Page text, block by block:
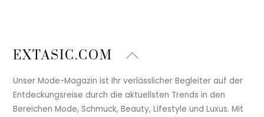
Back
Top
EXTASIC.COM
Unser Mode-Magazin ist Ihr verlässlicher Begleiter auf der
Entdeckungsreise durch die aktuellsten Trends in den
Bereichen Mode, Schmuck, Beauty, Lifestyle und Luxus. Mit